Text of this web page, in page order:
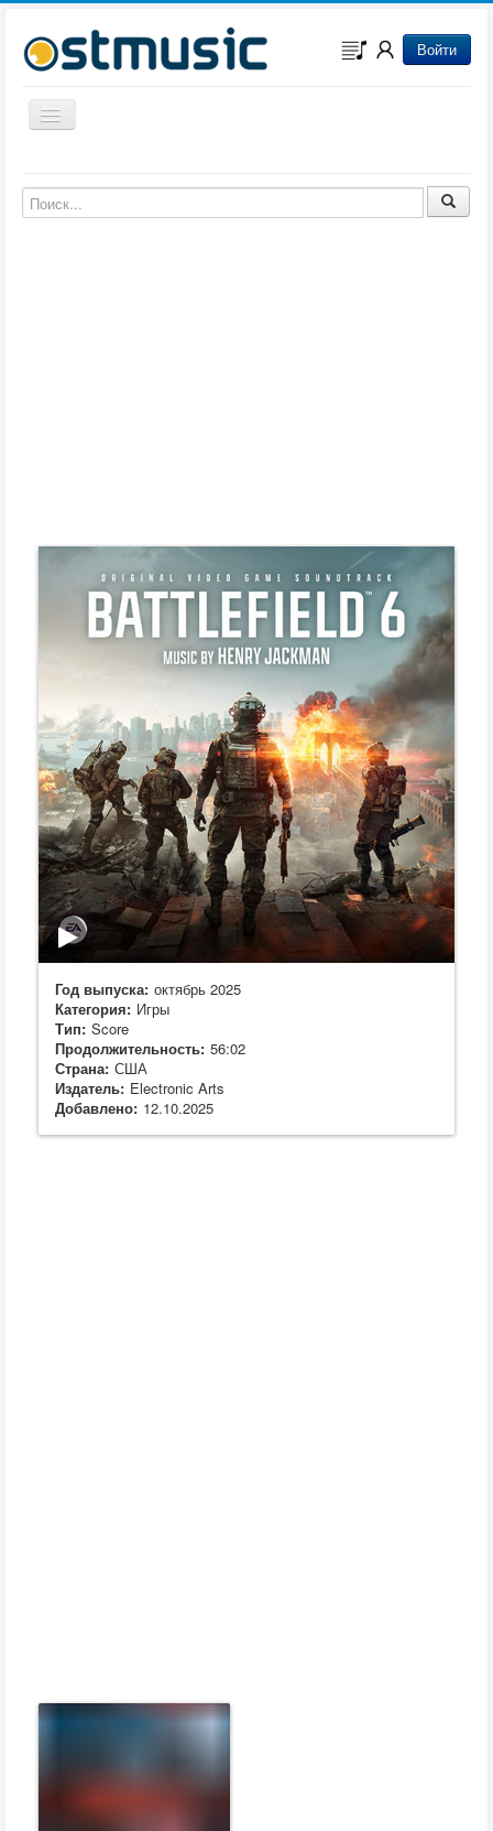
Войти
Включить/выключить навигацию
Музыка из мультфильмов
Музыка из сериалов
Год выпуска: октябрь 2025
Категория: Игры
Тип: Score
Продолжительность: 56:02
Страна: США
Издатель: Electronic Arts
Добавлено: 12.10.2025